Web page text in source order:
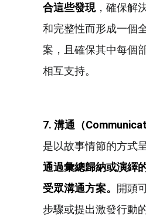
合這些發現，確保解
和完整性而形成一個
案，且確保其中每個
相互支持。
7. 溝通（
是以故事情節的方式
通過彙總歸納或演繹
受眾溝通方案。 開頭
步驟或提出激發行動